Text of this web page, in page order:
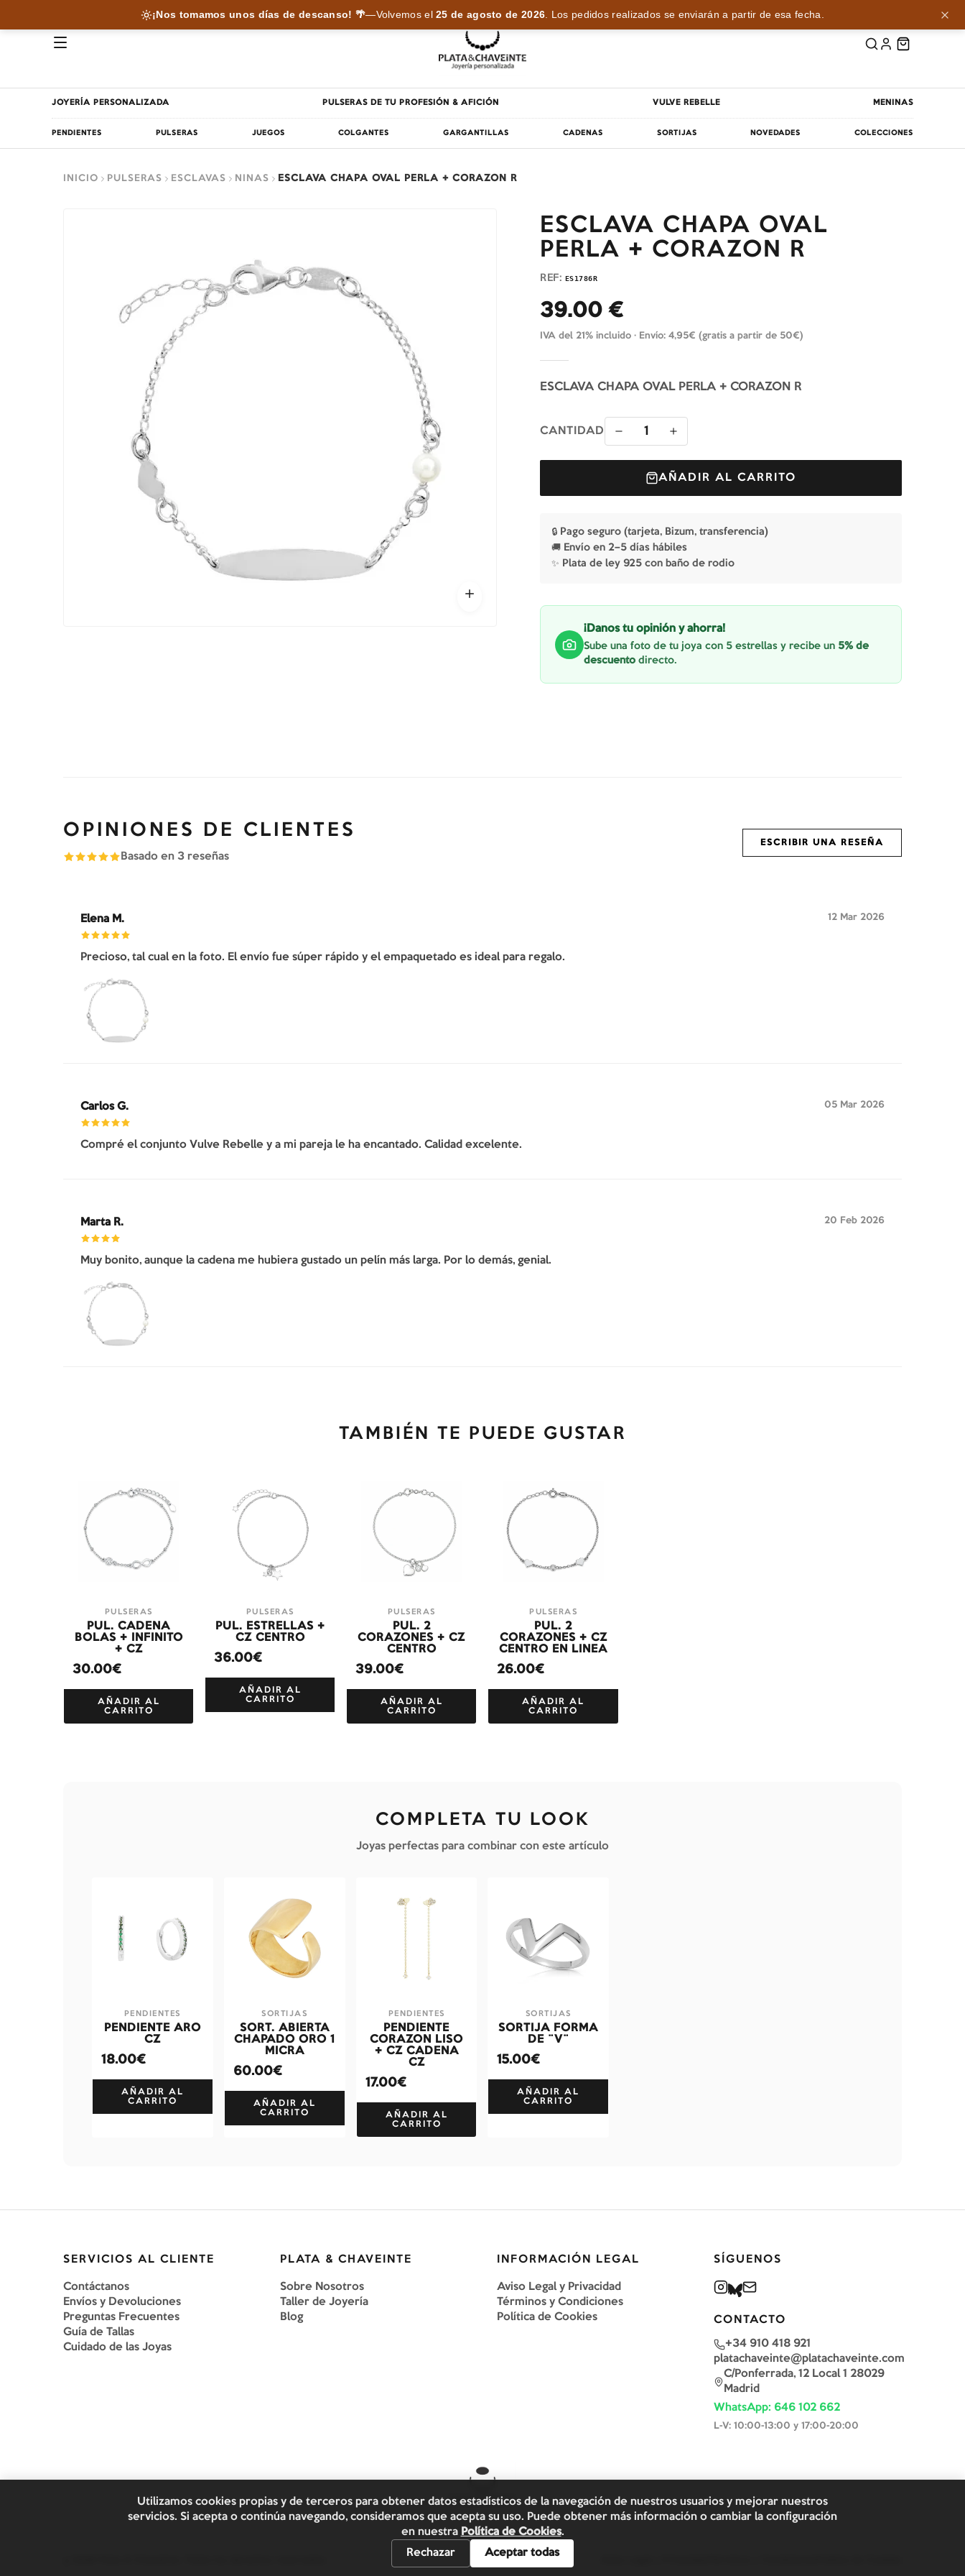
¡Nos tomamos unos días de descanso! 🌴—Volvemos el25 de agosto de 2026. Los pedidos realizados se enviarán a partir de esa fecha.
JOYERÍA PERSONALIZADA PULSERAS DE TU PROFESIÓN & AFICIÓN VULVE REBELLE MENINAS
PENDIENTES PULSERAS JUEGOS COLGANTES GARGANTILLAS CADENAS SORTIJAS NOVEDADES COLECCIONES
INICIO PULSERAS ESCLAVAS NINAS ESCLAVA CHAPA OVAL PERLA + CORAZON R
ESCLAVA CHAPA OVAL
PERLA + CORAZON R
REF: ES1786R
39.00 €
IVA del 21% incluido · Envío: 4,95€ (gratis a partir de 50€)
ESCLAVA CHAPA OVAL PERLA + CORAZON R
CANTIDAD 1
AÑADIR AL CARRITO
🔒 Pago seguro (tarjeta, Bizum, transferencia)
🚚 Envío en 2–5 días hábiles
✨ Plata de ley 925 con baño de rodio
¡Danos tu opinión y ahorra!
Sube una foto de tu joya con 5 estrellas y recibe un 5% de
descuento directo.
OPINIONES DE CLIENTES
Basado en 3 reseñas
ESCRIBIR UNA RESEÑA
Elena M. 12 Mar 2026
Precioso, tal cual en la foto. El envío fue súper rápido y el empaquetado es ideal para regalo.
Carlos G. 05 Mar 2026
Compré el conjunto Vulve Rebelle y a mi pareja le ha encantado. Calidad excelente.
Marta R. 20 Feb 2026
Muy bonito, aunque la cadena me hubiera gustado un pelín más larga. Por lo demás, genial.
TAMBIÉN TE PUEDE GUSTAR
PULSERAS
PUL. CADENA
BOLAS + INFINITO
+ CZ
30.00€
AÑADIR AL
CARRITO
PULSERAS
PUL. ESTRELLAS +
CZ CENTRO
36.00€
AÑADIR AL
CARRITO
PULSERAS
PUL. 2
CORAZONES + CZ
CENTRO
39.00€
AÑADIR AL
CARRITO
PULSERAS
PUL. 2
CORAZONES + CZ
CENTRO EN LINEA
26.00€
AÑADIR AL
CARRITO
COMPLETA TU LOOK
Joyas perfectas para combinar con este artículo
PENDIENTES
PENDIENTE ARO
CZ
18.00€
AÑADIR AL
CARRITO
SORTIJAS
SORT. ABIERTA
CHAPADO ORO 1
MICRA
60.00€
AÑADIR AL
CARRITO
PENDIENTES
PENDIENTE
CORAZON LISO
+ CZ CADENA
CZ
17.00€
AÑADIR AL
CARRITO
SORTIJAS
SORTIJA FORMA
DE ¨V¨
15.00€
AÑADIR AL
CARRITO
SERVICIOS AL CLIENTE
Contáctanos
Envíos y Devoluciones
Preguntas Frecuentes
Guía de Tallas
Cuidado de las Joyas
PLATA & CHAVEINTE
Sobre Nosotros
Taller de Joyería
Blog
INFORMACIÓN LEGAL
Aviso Legal y Privacidad
Términos y Condiciones
Política de Cookies
SÍGUENOS
CONTACTO
+34 910 418 921
platachaveinte@platachaveinte.com
C/Ponferrada, 12 Local 1 28029
Madrid
WhatsApp: 646 102 662
L-V: 10:00-13:00 y 17:00-20:00
Utilizamos cookies propias y de terceros para obtener datos estadísticos de la navegación de nuestros usuarios y mejorar nuestros
servicios. Si acepta o continúa navegando, consideramos que acepta su uso. Puede obtener más información o cambiar la configuración
en nuestra Política de Cookies.
Rechazar Aceptar todas